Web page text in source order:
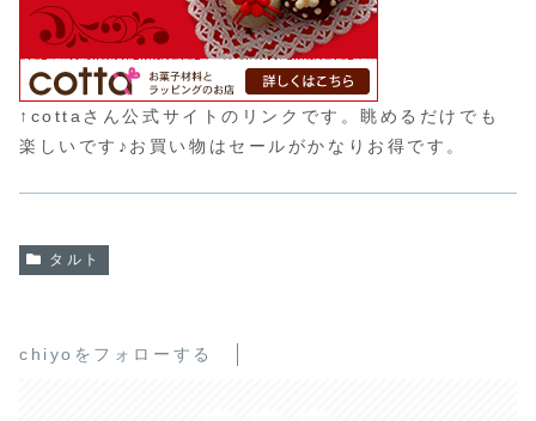
↑cottaさん公式サイトのリンクです。眺めるだけでも
楽しいです♪お買い物はセールがかなりお得です。
タルト
chiyoをフォローする